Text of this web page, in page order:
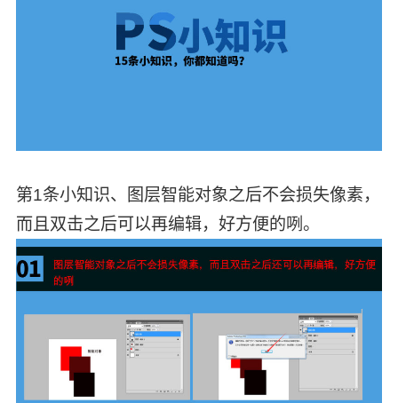
第1条小知识、图层智能对象之后不会损失像素，
而且双击之后可以再编辑，好方便的咧。